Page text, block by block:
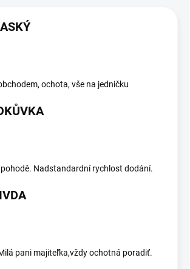
ochota, vše na jedničku
Nadstandardní rychlost dodání.
pani majiteľka,vždy ochotná poradiť.